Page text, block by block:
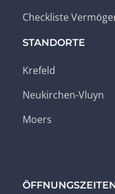
Checkliste
STANDORTE
Krefeld
Neukirchen-Vluyn
Moers